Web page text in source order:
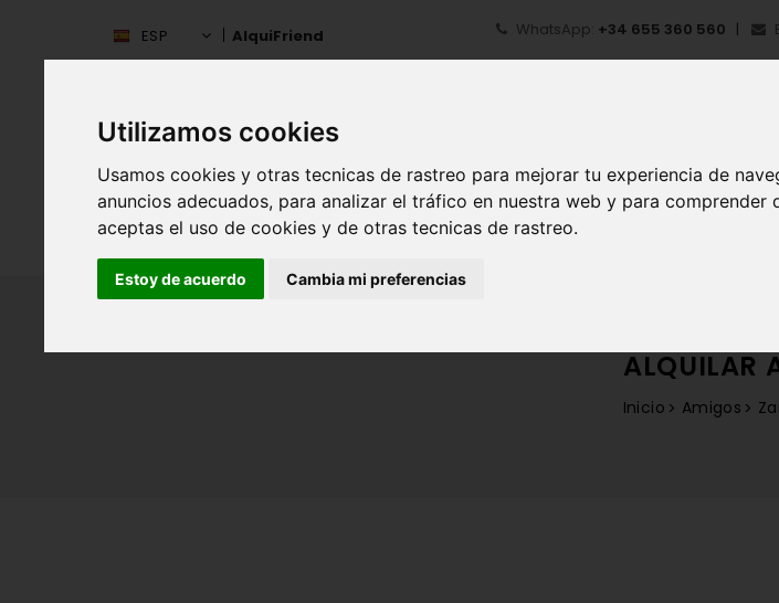
Utilizamos cookies
Usamos cookies y otras tecnicas de rastreo para mejorar tu experiencia de
anuncios adecuados, para analizar el tráfico en nuestra web y para
aceptas el uso de cookies y de otras tecnicas de rastreo.
Estoy de acuerdo Cambia mi preferencias
ESP AlquiFriend WhatsApp: +34 655 360 560
ESPAÑA INICIO ¿QUÉ ES ALQUIFRIEND?
ALQUILAR
Inicio Amigos